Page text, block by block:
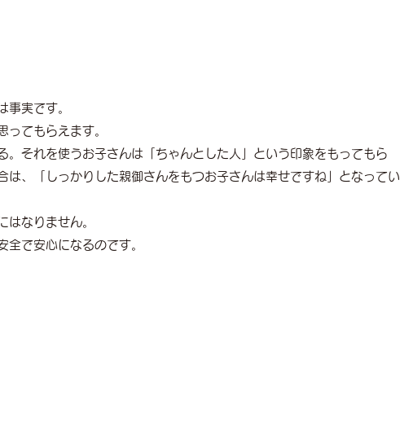
事実です。
ってもらえます。
それを使うお子さんは「ちゃんとした人」という印象をもってもら
、「しっかりした親御さんをもつお子さんは幸せですね」となってい
はなりません。
で安心になるのです。